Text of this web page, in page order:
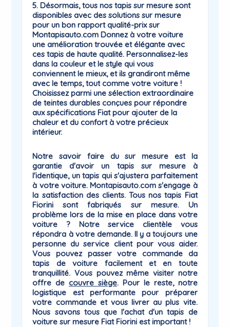
5. Désormais, tous nos tapis sur mesure sont
disponibles avec des solutions sur mesure
pour un bon rapport qualité-prix sur
Montapisauto.com Donnez à votre voiture
une amélioration trouvée et élégante avec
ces tapis de haute qualité. Personnalisez-les
dans la couleur et le style qui vous
conviennent le mieux, et ils grandiront même
avec le temps, tout comme votre voiture !
Choisissez parmi une sélection extraordinaire
de teintes durables conçues pour répondre
aux spécifications Fiat pour ajouter de la
chaleur et du confort à votre précieux
intérieur.
Notre savoir faire du sur mesure est la
garantie d'avoir un tapis sur mesure à
l'identique, un tapis quis'ajustera parfaitement
à votre voiture. Montapisauto.com s'engage à
la satisfaction des clients. Tous nos tapis Fiat
Fiorini sont fabriqués sur mesure. Un
problème lors de la mise en place dans votre
voiture ? Notre service clientèle vous
répondra à votre demande. Il y a toujours une
personne duservice clientpour vous aider.
Vous pouvez passer votre commande da
tapis de voiture facilement et en toute
tranquillité. Vous pouvez même visiter notre
offre decouvre siège. Pour le reste, notre
logistique est performante pour préparer
votre commande et vous livrer au plus vite.
Nous savons tous que l'achat d'un tapis de
voiture sur mesure Fiat Fiorini est important !